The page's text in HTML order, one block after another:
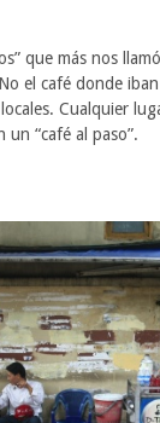
que más nos
el café donde
Cualquier
“café al paso”.